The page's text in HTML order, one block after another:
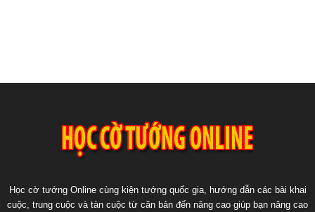
Học cờ tướng Online cùng kiện tướng quốc gia, hướng dẫn các bài khai
cuộc, trung cuộc và tàn cuộc từ căn bản đến nâng cao giúp bạn nâng cao